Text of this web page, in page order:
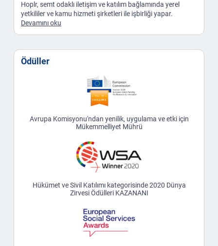
Hoplr, semt odaklı iletişim ve katılım bağlamında yerel
yetkililer ve kamu hizmeti şirketleri ile işbirliği yapar.
Devamını oku
Ödüller
Avrupa Komisyonu'ndan yenilik, uygulama ve etki için
Mükemmelliyet Mührü
Hükümet ve Sivil Katılımı kategorisinde 2020 Dünya
Zirvesi Ödülleri KAZANANI